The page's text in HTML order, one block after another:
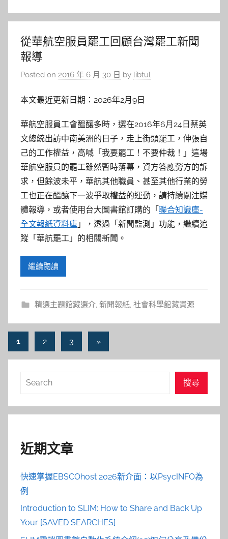
從華航空服員罷工回顧台灣罷工新聞
報導
Posted on 2016 年 6 月 30 日 by libtul
本文最近更新日期：2026年2月9日
華航空服員工會醞釀多時，選在2016年6月24日蔡英
文總統出訪中南美洲的日子，走上街頭罷工，伸張自
己的工作權益，高喊「我要罷工！不要仲裁！」這場
華航空服員的罷工雖然暫時落幕，資方答應勞方的訴
求，但餘波未平，華航其他職員、甚至其他行業的勞
工也正在醞釀下一波爭取權益的運動，請持續關注媒
體報導，或者使用台大圖書館訂購的「 聯合知識庫-
全文報紙資料庫 」，透過「新聞監測」功能，繼續追
蹤「華航罷工」的相關新聞。
繼續閱讀
精選主題館藏選介, 新聞報紙, 社會科學館藏資源
文
章
1 2 3
Next
»
搜
搜尋
近期文章
快速掌握EBSCOhost 2026新介面：以PsycINFO為
例
Introduction to SLIM: How to Share and Back Up
Your [SAVED SEARCHES]